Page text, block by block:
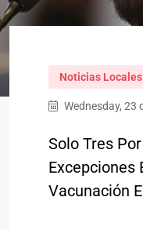
Noticias Locales
Wednesday, 23
Solo Tres
Excepciones
Vacunación